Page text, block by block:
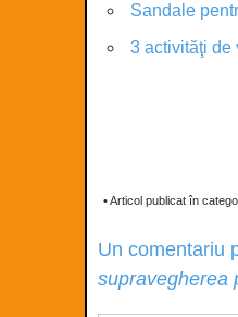
Sandale
3 activităţi de
• Articol publicat în
Un comentariu
supravegherea